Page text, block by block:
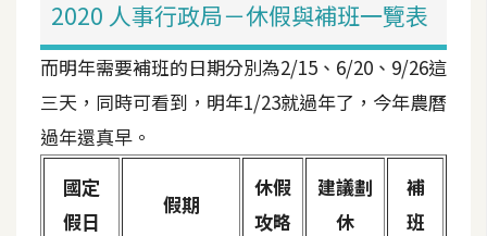
a
o
去
背
與
2020 人事行政局－休假與補班一覽表
而明年需要補班的日期分別為2/15、6/20、9/26這
三天，同時可看到，明年1/23就過年了，今年農曆
過年還真早。
國定
假日
假期
休假
攻略
建議劃
休
補
班